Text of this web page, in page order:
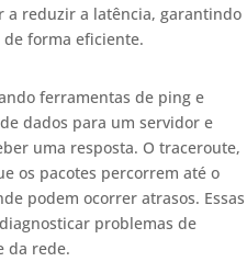
reduzir a latência, garantindo
forma eficiente.
ferramentas de ping e
dados para um servidor e
uma resposta. O traceroute,
os pacotes percorrem até o
podem ocorrer atrasos. Essas
problemas de
da rede.